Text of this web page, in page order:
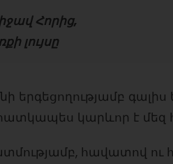
Հորից,
լույսը
երգեցողությամբ գալիս
կարևոր է մեզ
հավատով ու